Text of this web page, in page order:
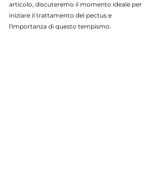
articolo, discuteremo il momento ideale per
iniziare il trattamento del pectus e
l'importanza di questo tempismo.